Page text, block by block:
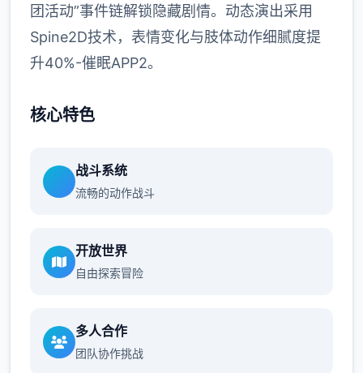
团活动”事件链解锁隐藏剧情。动态演出采用
Spine2D技术，表情变化与肢体动作细腻度提
升40%-催眠APP2。
核心特色
战斗系统
流畅的动作战斗
开放世界
自由探索冒险
多人合作
团队协作挑战